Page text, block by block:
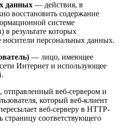
данных — действия, в
восстановить содержание
системе
результате которых
персональных данных.
— лицо, имеющее
Интернет и использующее
веб-сервером и
который веб-клиент
веб-серверу в HTTP-
страницу соответствующего